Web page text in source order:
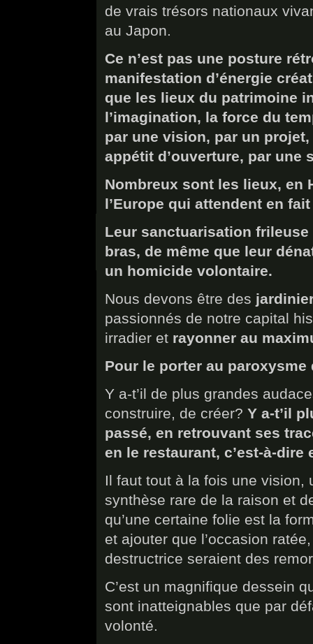
de vrais trésors nationaux
au Japon.
Ce n’est pas une posture
manifestation d’énergie
que les lieux du patrimoine
l’imagination, la force du
par une vision, par un
appétit d’ouverture, par une
Nombreux sont les lieux, en
l’Europe qui attendent en
Leur sanctuarisation
bras, de même que leur
un homicide volontaire.
Nous devons être des
passionnés de notre capital
irradier et rayonner au
Pour le porter au
Y a-t’il de plus grandes
construire, de créer? Y a-t’il
passé, en retrouvant ses
en le restaurant, c’est-à-
Il faut tout à la fois une vision,
synthèse rare de la raison et
qu’une certaine folie est la
et ajouter que l’occasion
destructrice seraient des
C’est un magnifique dessein
sont inatteignables que par
volonté.